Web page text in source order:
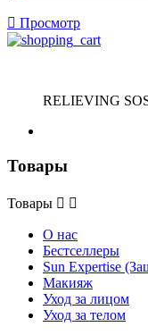
 Просмотр
RELIEVING
Товары
Товары  
О нас
Бестселлеры
Sun Expertise
Макияж
Уход за лицом
Уход за телом